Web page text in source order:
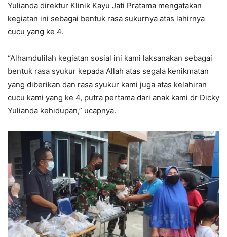
Yulianda direktur Klinik Kayu Jati Pratama mengatakan
kegiatan ini sebagai bentuk rasa sukurnya atas lahirnya
cucu yang ke 4.
“Alhamdulilah kegiatan sosial ini kami laksanakan sebagai
bentuk rasa syukur kepada Allah atas segala kenikmatan
yang diberikan dan rasa syukur kami juga atas kelahiran
cucu kami yang ke 4, putra pertama dari anak kami dr Dicky
Yulianda kehidupan,” ucapnya.